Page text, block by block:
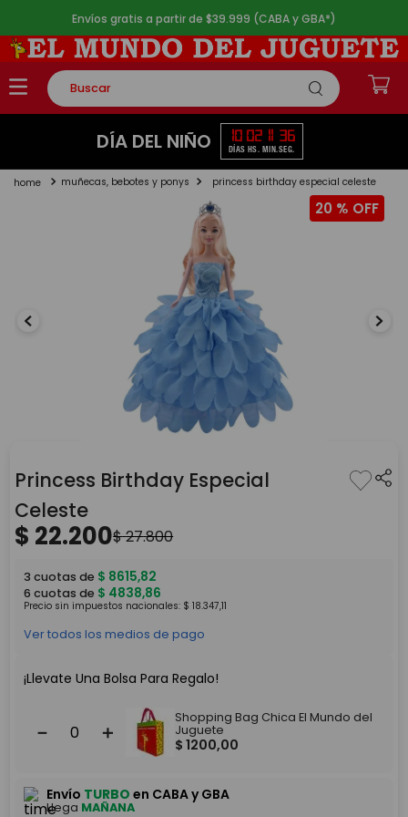
Envíos gratis a partir de $39.999 (CABA y GBA*)
Buscar
TÉRMINOS MÁS BUSCADOS
2.
lego
DÍA DEL NIÑO 10
DÍAS
02
HS.
11
MIN.
36
SEG.
muñecas, bebotes y ponys princess birthday especial celeste
20 %
Princess Birthday Especial
Celeste
$ 22.200$27.800
3 cuotas de $ 8615,82
6 cuotas de $ 4838,86
Precio sin impuestos nacionales: $ 18.347,11
Ver todos los medios de pago
¡Llevate Una Bolsa Para Regalo!
＋
－
Shopping Bag Chica El Mundo del
Juguete
$ 1200,00
Envío TURBO en CABA y GBA
Llega MAÑANA